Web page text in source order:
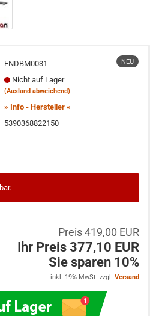
NEU
FNDBM0031
Nicht auf Lager
(Ausland abweichend)
» Info - Hersteller «
5390368822150
Preis 419,00 EUR
Ihr Preis 377,10 EUR
Sie sparen 10%
inkl. 19% MwSt. zzgl. Versand